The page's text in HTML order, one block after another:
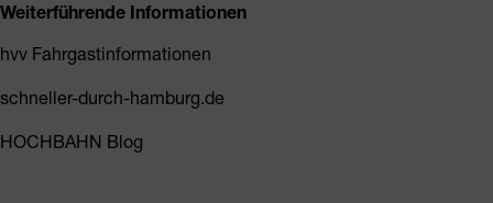
Weiterführende Informationen
hvv Fahrgastinformationen
schneller-durch-hamburg.de
HOCHBAHN Blog